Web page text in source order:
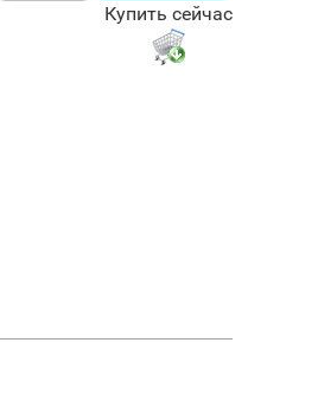
Купить сейчас